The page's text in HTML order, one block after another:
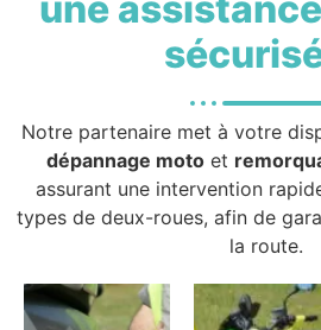
Notre partenaire met à votre
dépannage motoet
assurant une intervention
types de deux-roues, afin de
la route.